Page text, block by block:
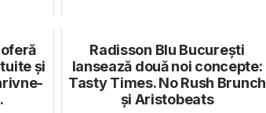
și
Radisson Blu București
lansează două noi concepte:
Tasty Times. No Rush Brunch
și Aristobeats